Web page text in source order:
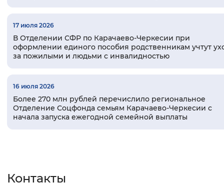
17 июля 2026
В Отделении СФР по Карачаево-Черкесии при
оформлении единого пособия родственникам учтут
за пожилыми и людьми с инвалидностью
16 июля 2026
Более 270 млн рублей перечислило региональное
Отделение Соцфонда семьям Карачаево-Черкесии с
начала запуска ежегодной семейной выплаты
Контакты